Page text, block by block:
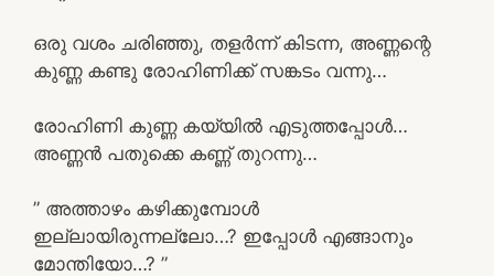
ഒരു വശം ചരിഞ്ഞു, തളർന്ന് കിടന്ന, അണ്ണന്റെ
കുണ്ണ കണ്ടു രോഹിണിക്ക് സങ്കടം വന്നു…
രോഹിണി കുണ്ണ കയ്യിൽ എടുത്തപ്പോൾ…
അണ്ണൻ പതുക്കെ കണ്ണ് തുറന്നു…
” അത്താഴം കഴിക്കുമ്പോൾ
ഇല്ലായിരുന്നല്ലോ…? ഇപ്പോൾ എങ്ങാനും
മോന്തിയോ…? ”